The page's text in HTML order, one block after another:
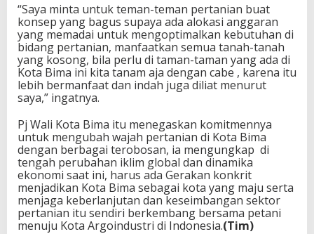
“Saya minta untuk teman-teman pertanian buat
konsep yang bagus supaya ada alokasi anggaran
yang memadai untuk mengoptimalkan kebutuhan di
bidang pertanian, manfaatkan semua tanah-tanah
yang kosong, bila perlu di taman-taman yang ada di
Kota Bima ini kita tanam aja dengan cabe , karena itu
lebih bermanfaat dan indah juga diliat menurut
saya,” ingatnya.
Pj Wali Kota Bima itu menegaskan komitmennya
untuk mengubah wajah pertanian di Kota Bima
dengan berbagai terobosan, ia mengungkap di
tengah perubahan iklim global dan dinamika
ekonomi saat ini, harus ada Gerakan konkrit
menjadikan Kota Bima sebagai kota yang maju serta
menjaga keberlanjutan dan keseimbangan sektor
pertanian itu sendiri berkembang bersama petani
menuju Kota Argoindustri di Indonesia.(Tim)